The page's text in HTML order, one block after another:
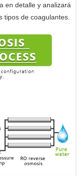
en detalle y analizará
tipos de coagulantes.